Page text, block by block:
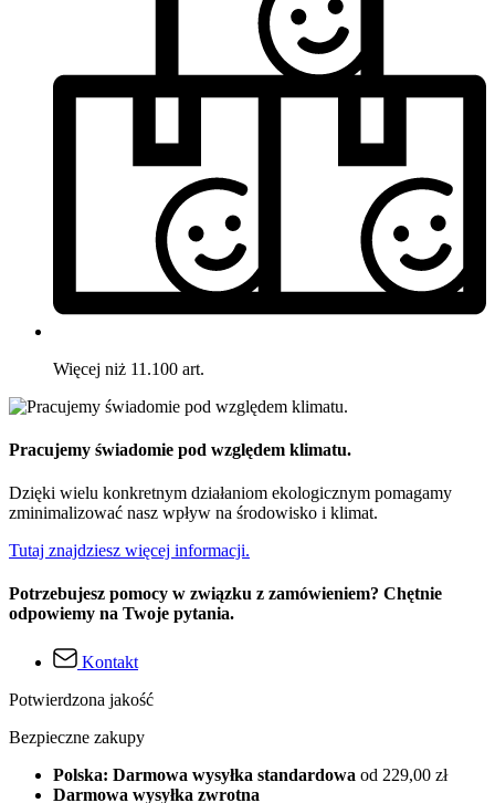
Więcej niż 11.100 art.
Pracujemy świadomie pod względem klimatu.
Dzięki wielu konkretnym działaniom ekologicznym pomagamy
zminimalizować nasz wpływ na środowisko i klimat.
Tutaj znajdziesz więcej informacji.
Potrzebujesz pomocy w związku z zamówieniem? Chętnie
odpowiemy na Twoje pytania.
Kontakt
Potwierdzona jakość
Bezpieczne zakupy
Polska: Darmowa wysyłka standardowa od 229,00 zł
Darmowa wysyłka zwrotna